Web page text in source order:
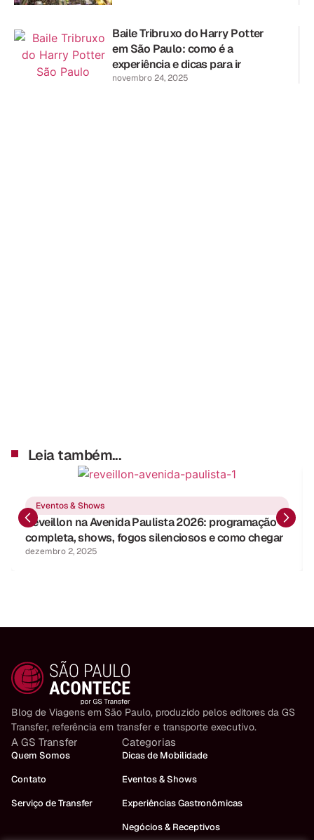
Baile Tribruxo do Harry Potter
em São Paulo: como é a
experiência e dicas para ir
novembro 24, 2025
Leia também...
Eventos & Shows
Réveillon na Avenida Paulista 2026: programação
completa, shows, fogos silenciosos e como chegar
dezembro 2, 2025
Blog de Viagens em São Paulo, produzido pelos editores da GS
Transfer, referência em transfer e transporte executivo.
A GS Transfer
Quem Somos
Contato
Serviço de Transfer
Categorias
Dicas de Mobilidade
Eventos & Shows
Experiências Gastronômicas
Negócios & Receptivos